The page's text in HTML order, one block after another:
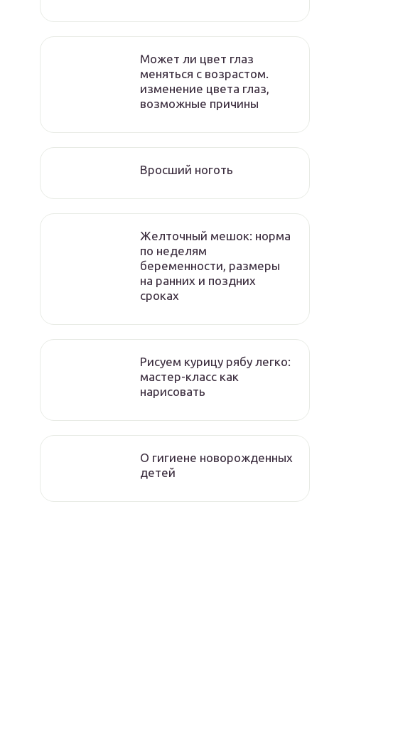
Может ли цвет глаз
меняться с возрастом.
изменение цвета глаз,
возможные причины
Вросший ноготь
Желточный мешок: норма
по неделям
беременности, размеры
на ранних и поздних
сроках
Рисуем курицу рябу легко:
мастер-класс как
нарисовать
О гигиене новорожденных
детей